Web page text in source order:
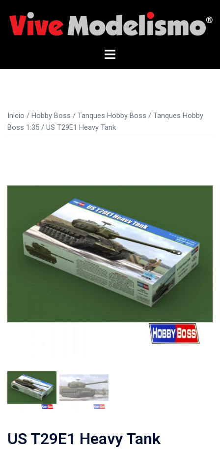
contenido
Alternar
Inicio / Hobby Boss / Tanques Hobby Boss / Tanques Hobby
Boss 1:35 / US T29E1 Heavy Tank
US T29E1 Heavy Tank